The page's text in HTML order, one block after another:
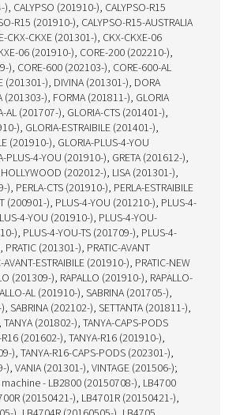
), CALYPSO (201910-), CALYPSO-R15
R15 (201910-), CALYPSO-R15-AUSTRALIA
CKX-CKXE (201301-), CKX-CKXE-06
06 (201910-), CORE-200 (202210-),
), CORE-600 (202103-), CORE-600-AL
(201301-), DIVINA (201301-), DORA
(201303-), FORMA (201811-), GLORIA
AL (201707-), GLORIA-CTS (201401-),
), GLORIA-ESTRAIBILE (201401-),
(201910-), GLORIA-PLUS-4-YOU
PLUS-4-YOU (201910-), GRETA (201612-),
(202012-), LISA (201301-),
), PERLA-CTS (201910-), PERLA-ESTRAIBILE
(200901-), PLUS-4-YOU (201210-), PLUS-4-
4-YOU (201910-), PLUS-4-YOU-
), PLUS-4-YOU-TS (201709-), PLUS-4-
(201301-), PRATIC-AVANT
ESTRAIBILE (201910-), PRATIC-NEW
(201309-), RAPALLO (201910-), RAPALLO-
AL (201910-), SABRINA (201705-),
SABRINA (202102-), SETTANTA (201811-),
(201802-), TANYA-CAPS-PODS
(201602-), TANYA-R16 (201910-),
), TANYA-R16-CAPS-PODS (202301-),
), VANIA (201301-), VINTAGE (201506-);
machine - LB2800 (20150708-), LB4700
(20150421-), LB4701R (20150421-),